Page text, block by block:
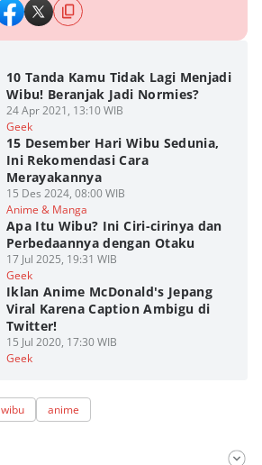
10 Tanda Kamu Tidak Lagi Menjadi
Wibu! Beranjak Jadi Normies?
24 Apr 2021, 13:10 WIB
Geek
15 Desember Hari Wibu Sedunia,
Ini Rekomendasi Cara
Merayakannya
15 Des 2024, 08:00 WIB
Anime & Manga
Apa Itu Wibu? Ini Ciri-cirinya dan
Perbedaannya dengan Otaku
17 Jul 2025, 19:31 WIB
Geek
Iklan Anime McDonald's Jepang
Viral Karena Caption Ambigu di
Twitter!
15 Jul 2020, 17:30 WIB
Geek
wibu anime